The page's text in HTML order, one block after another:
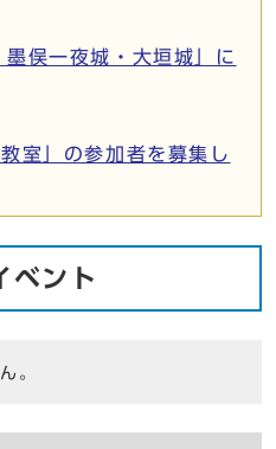
俣一夜城・大垣城」に
室」の参加者を募集し
ベント
。